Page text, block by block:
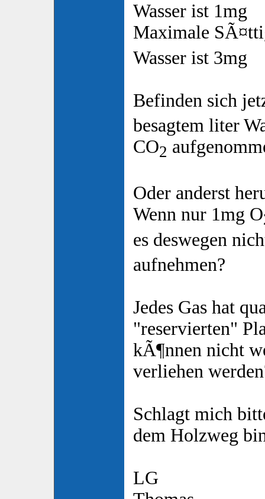
Wasser ist 1mg
Maximale
Wasser ist 3mg
Befinden sich
besagtem liter
CO2
Oder anderst
Wenn nur 1mg O
es deswegen
aufnehmen?
Jedes Gas hat
"reservierten"
kÃ¶nnen nicht
verliehen
Schlagt mich
dem Holzweg
LG